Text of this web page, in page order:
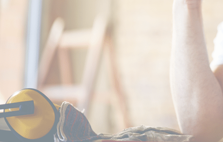
Actualités
Boîte à outils
Boutique
Contact
Location de salles